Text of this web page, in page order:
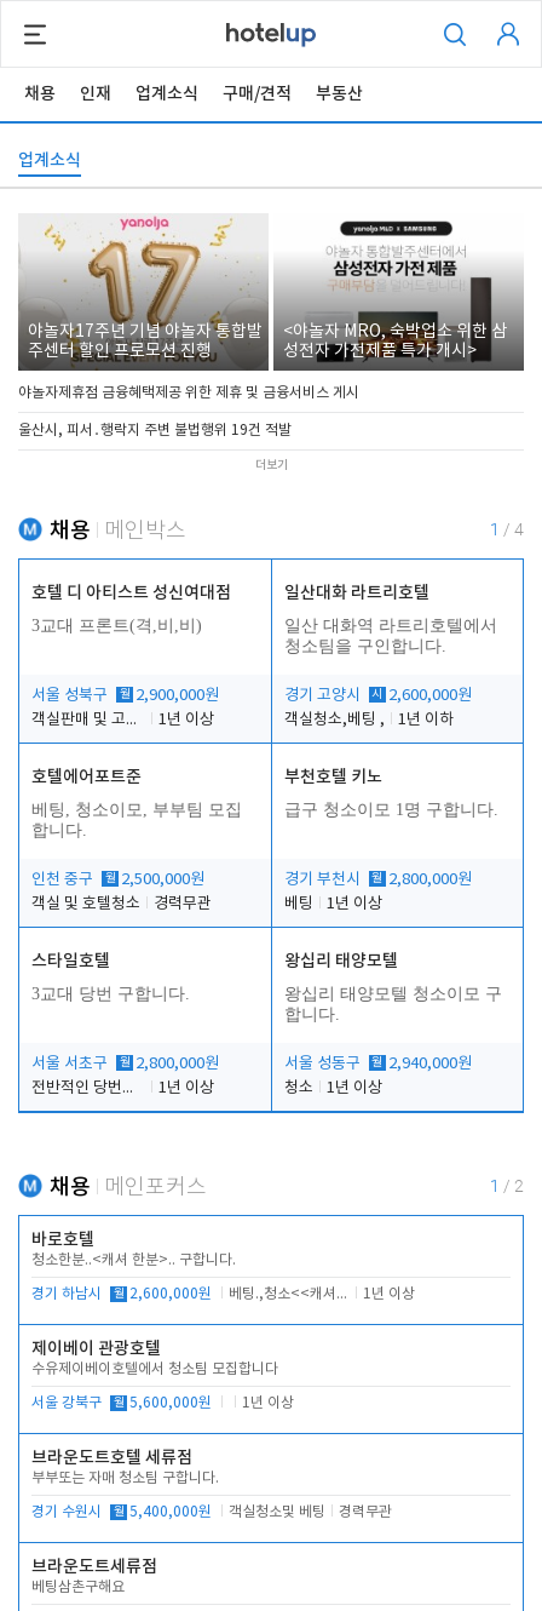
채용 인재 업계소식 구매/견적 부동산
업계소식
야놀자17주년 기념 야놀자 통합발
주센터 할인 프로모션 진행
<야놀자 MRO, 숙박업소 위한 삼
성전자 가전제품 특가 개시>
야놀자제휴점 금융혜택제공 위한 제휴 및 금융서비스 게시
울산시, 피서․행락지 주변 불법행위 19건 적발
더보기
채용 메인박스 1 / 4
호텔 디 아티스트 성신여대점
3교대 프론트(격,비,비)
서울 성북구 월 2,900,000원
객실판매 및 고객응대
1년 이상
일산대화 라트리호텔
일산 대화역 라트리호텔에서
청소팀을 구인합니다.
경기 고양시 시
2,600,000원
객실청소,베팅 ,
1년 이하
호텔에어포트준
베팅, 청소이모, 부부팀 모집
합니다.
인천 중구 월 2,500,000원
객실 및 호텔청소
경력무관
부천호텔 키노
급구 청소이모 1명 구합니다.
경기 부천시 월 2,800,000원
베팅
1년 이상
스타일호텔
3교대 당번 구합니다.
서울 서초구 월 2,800,000원
전반적인 당번업무
1년 이상
왕십리 태양모텔
왕십리 태양모텔 청소이모 구
합니다.
서울 성동구 월 2,940,000원
청소
1년 이상
채용 메인포커스 1 / 2
바로호텔
청소한분..<캐셔 한분>.. 구합니다.
경기 하남시 월 2,600,000원 베팅.,청소<<캐셔 모셔봅니다. 1년 이상
제이베이 관광호텔
수유제이베이호텔에서 청소팀 모집합니다
서울 강북구 월 5,600,000원 1년 이상
브라운도트호텔 세류점
부부또는 자매 청소팀 구합니다.
경기 수원시 월 5,400,000원 객실청소및 베팅 경력무관
브라운도트세류점
베팅삼촌구해요